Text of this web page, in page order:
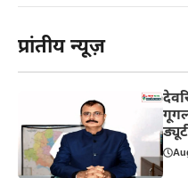
प्रांतीय न्यूज़